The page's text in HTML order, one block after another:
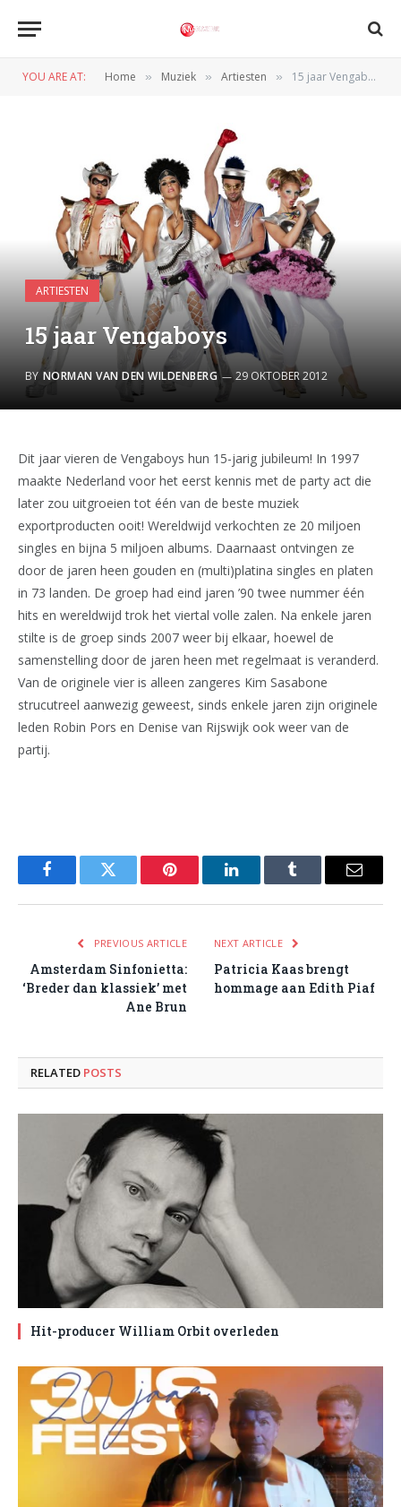
YOU ARE AT: Home » Muziek » Artiesten » 15 jaar Vengaboys
ARTIESTEN
15 jaar Vengaboys
BY NORMAN VAN DEN WILDENBERG 29 OKTOBER 2012
Dit jaar vieren de Vengaboys hun 15-jarig jubileum! In 1997
maakte Nederland voor het eerst kennis met de party act die
later zou uitgroeien tot één van de beste muziek
exportproducten ooit! Wereldwijd verkochten ze 20 miljoen
singles en bijna 5 miljoen albums. Daarnaast ontvingen ze
door de jaren heen gouden en (multi)platina singles en platen
in 73 landen. De groep had eind jaren ’90 twee nummer één
hits en wereldwijd trok het viertal volle zalen. Na enkele jaren
stilte is de groep sinds 2007 weer bij elkaar, hoewel de
samenstelling door de jaren heen met regelmaat is veranderd.
Van de originele vier is alleen zangeres Kim Sasabone
strucutreel aanwezig geweest, sinds enkele jaren zijn originele
leden Robin Pors en Denise van Rijswijk ook weer van de
partij.
FacebookTwitter Pinterest LinkedInTumblr Email
PREVIOUS ARTICLE
Amsterdam Sinfonietta:
‘Breder dan klassiek’ met
Ane Brun
NEXT ARTICLE
Patricia Kaas brengt
hommage aan Edith Piaf
RELATED POSTS
Hit-producer William Orbit overleden